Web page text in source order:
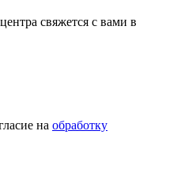
свяжется с вами в
на обработку